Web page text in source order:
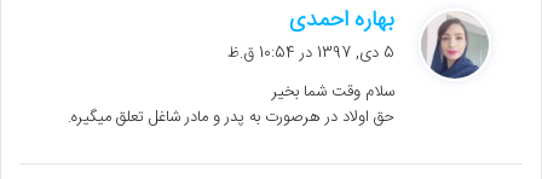
بهاره احمدی
ف
:
5 دی, 1397 در 10:54 ق.ظ
سلام وقت شما بخیر
حق اولاد در هرصورت به پدر و مادر شاغل تعلق میگیره.